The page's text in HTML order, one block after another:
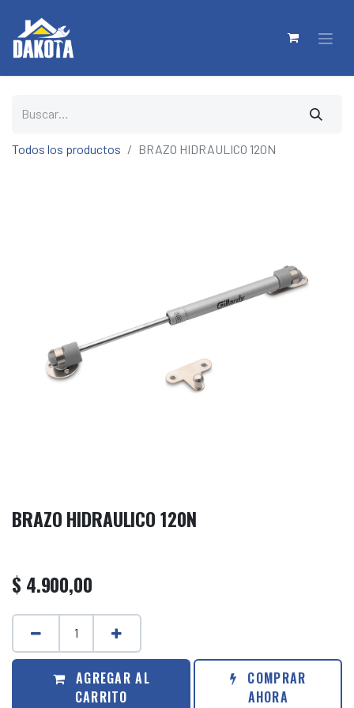
Todos los productos BRAZO HIDRAULICO 120N
BRAZO HIDRAULICO 120N
$ 4.900,00
AGREGAR AL
CARRITO
COMPRAR
AHORA